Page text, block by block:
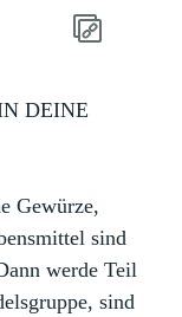
DEINE
Gewürze,
sind
werde Teil
sind